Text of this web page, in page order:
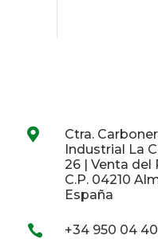

Ctra.
Industrial La
26 | Venta del
C.P. 04210
España
 +34 950 04 40